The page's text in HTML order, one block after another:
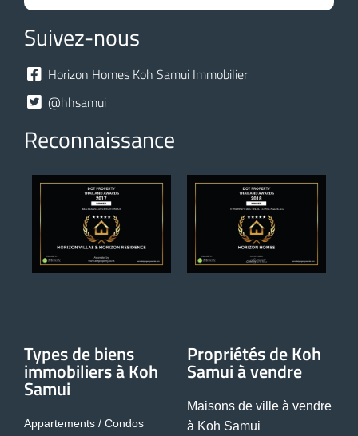
Suivez-nous
Horizon Homes Koh Samui Immobilier
@hhsamui
Reconnaissance
Types de biens
immobiliers à Koh
Samui
Appartements / Condos
Propriétés de Koh
Samui à vendre
Maisons de ville à vendre
à Koh Samui